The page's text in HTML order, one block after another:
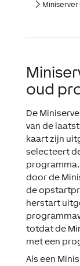
oud
De
van de
kaart zijn
selecteert
door de
de
herstart
totdat de
met een
Als een